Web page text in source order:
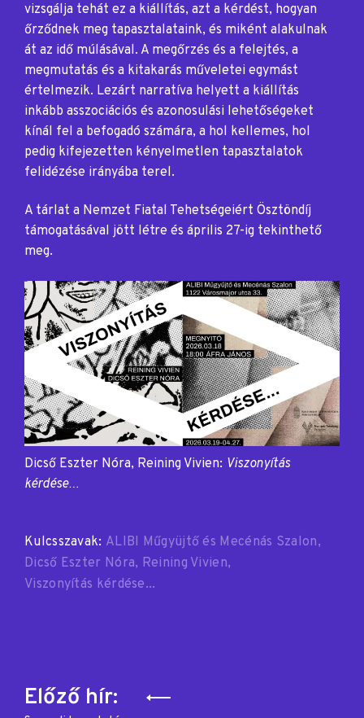
vizsgálja tehát ez a kiállítás, azt a kérdést, hogyan
őrződnek meg tapasztalataink, és miként alakulnak
át az idő múlásával. A megőrzés és a felejtés, a
megmutatás és a kitakarás műveletei egymást
értelmezik. Lezárt narratíva helyett a kiállítás
inkább asszociációs és azonosulási lehetőségeket
kínál fel a befogadó számára, a hol kellemes, hol
pedig kifejezetten kényelmetlen tapasztalatok
felidézése irányába terel.
A tárlat a Nemzet Fiatal Tehetségeiért Ösztöndíj
támogatásával jött létre és április 27-ig tekinthető
meg.
Dicső Eszter Nóra, Reining Vivien: Viszonyítás
kérdése…
Kulcsszavak: ALIBI Műgyüjtő és Mecénás Szalon
Dicső Eszter Nóra Reining Vivien
Viszonyítás kérdése...
Bejegyzés
Előző hír: